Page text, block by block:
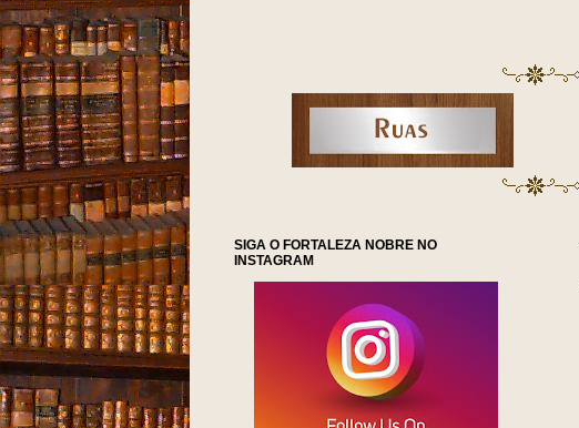
SIGA O FORTALEZA NOBRE NO
INSTAGRAM